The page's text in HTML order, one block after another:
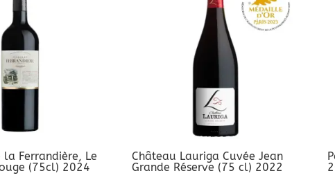
la Ferrandière, Le
(75cl) 2024
Château Lauriga Cuvée Jean
Grande Réserve (75 cl) 2022